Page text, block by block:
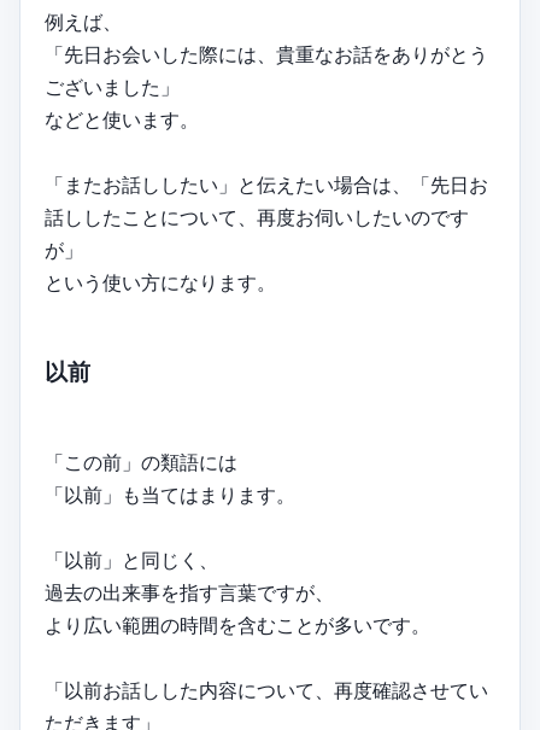
例えば、
「先日お会いした際には、貴重なお話をありがとう
ございました」
などと使います。
「またお話ししたい」と伝えたい場合は、「先日お
話ししたことについて、再度お伺いしたいのです
が」
という使い方になります。
以前
「この前」の類語には
「以前」も当てはまります。
「以前」と同じく、
過去の出来事を指す言葉ですが、
より広い範囲の時間を含むことが多いです。
「以前お話しした内容について、再度確認させてい
ただきます」